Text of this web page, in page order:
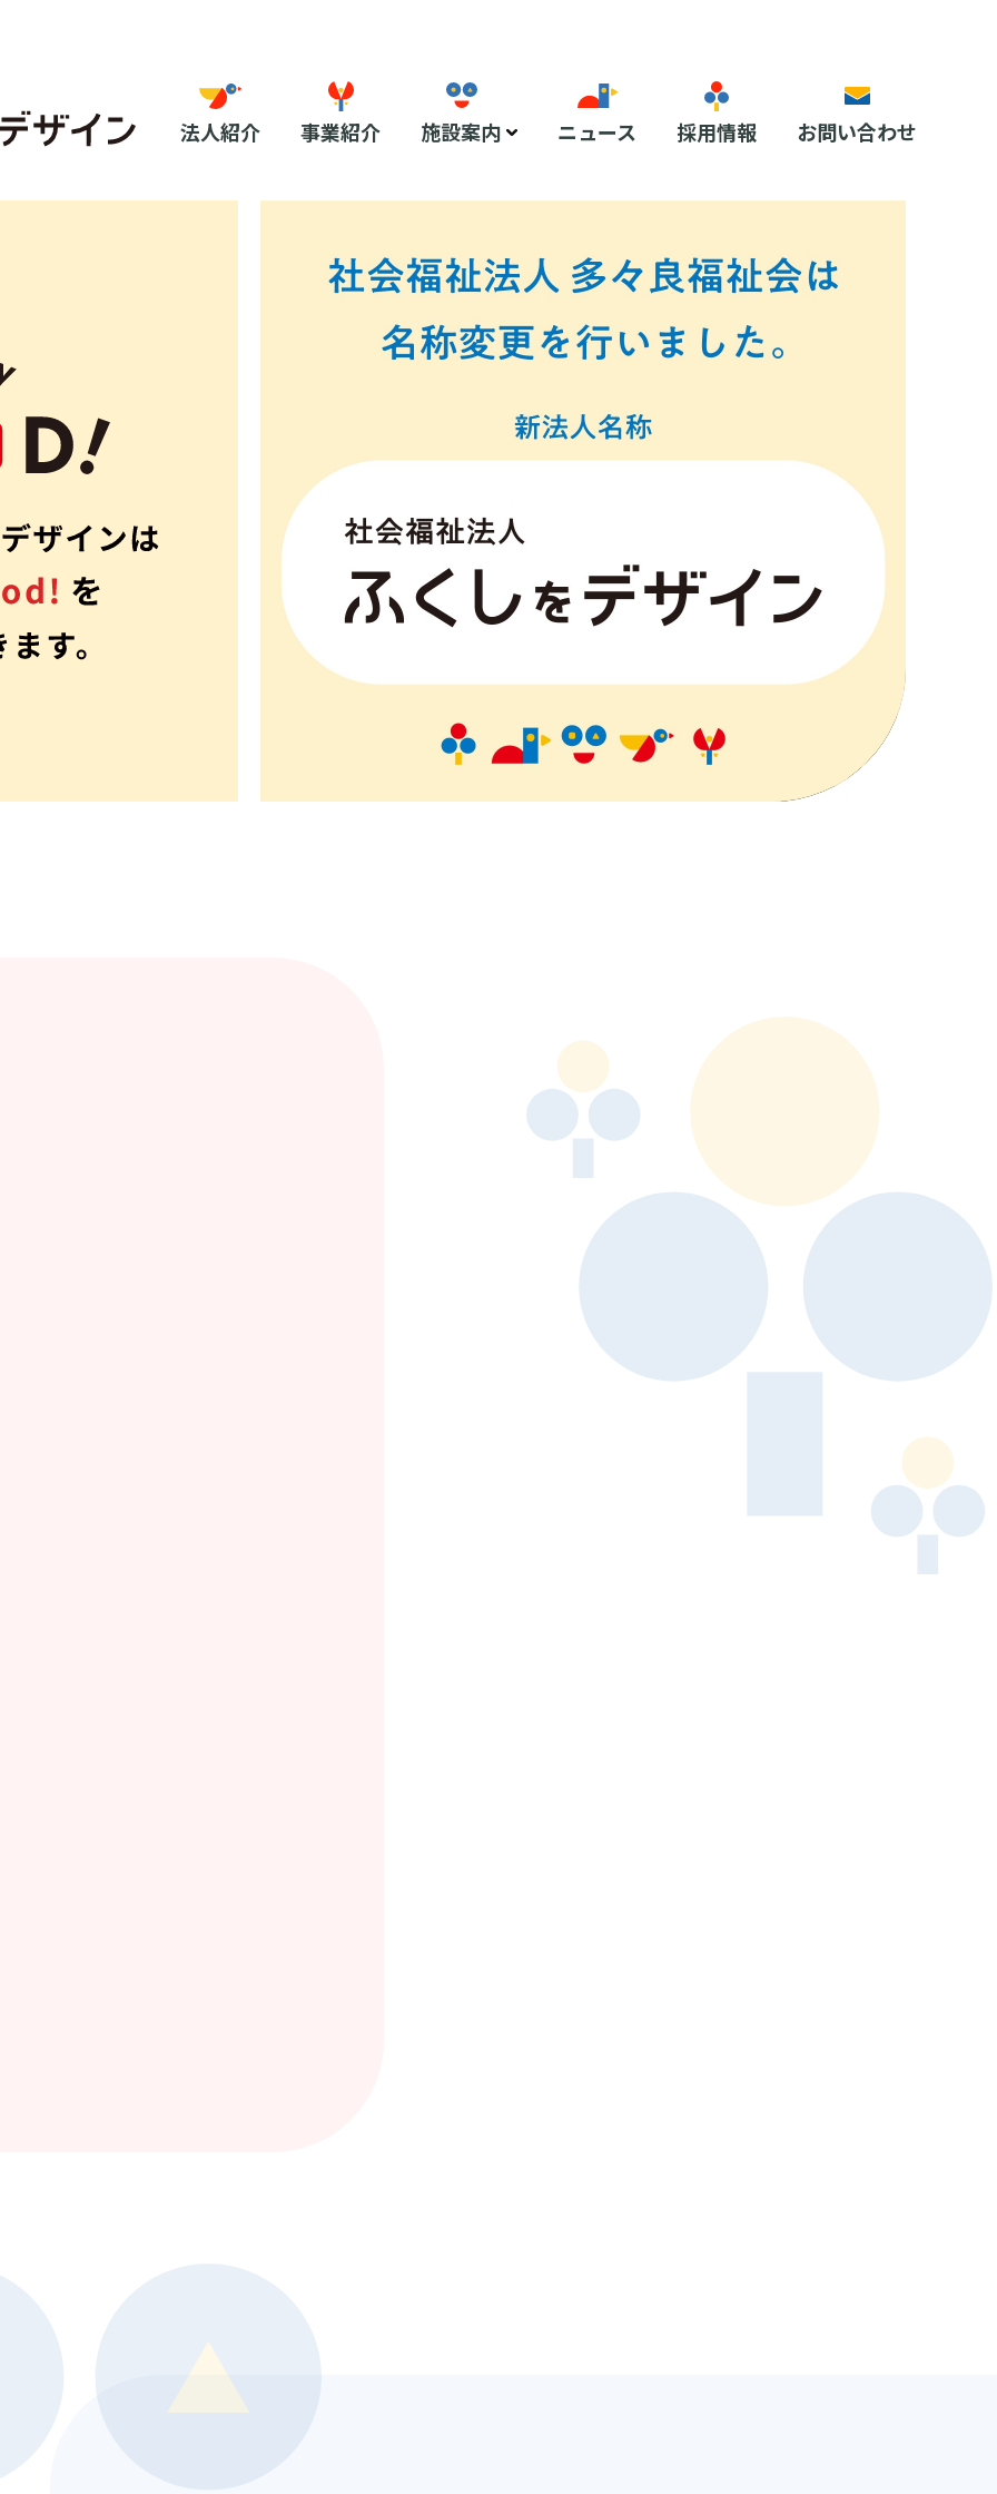
法人紹介 事業紹介 施設案内 ニュース 採用情報 お問い合わせ